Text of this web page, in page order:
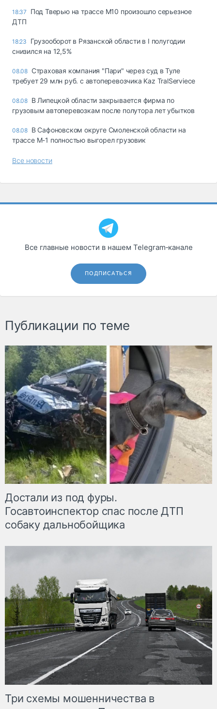
18:37
Под Тверью на трассе М10 произошло серьезное
ДТП
18:23
Грузооборот в Рязанской области в I полугодии
снизился на 12,5%
08.08 Страховая компания "Пари" через суд в Туле
требует 29 млн руб. с автоперевозчика Kaz TralServiece
08.08 В Липецкой области закрывается фирма по
грузовым автоперевозкам после полутора лет убытков
08.08 В Сафоновском округе Смоленской области на
трассе М-1 полностью выгорел грузовик
Все новости
Все главные новости в нашем Telegram‑канале
ПОДПИСАТЬСЯ
Публикации по теме
Достали из под фуры.
Госавтоинспектор спас после ДТП
собаку дальнобойщика
Три схемы мошенничества в